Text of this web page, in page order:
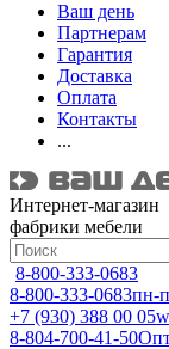
Ваш день
Партнерам
Гарантия
Доставка
Оплата
Контакты
...
Интернет-магазин
фабрики мебели
8-800-333-0683
8-800-333-0683пн-
+7 (930) 388 00 05
8-804-700-41-50